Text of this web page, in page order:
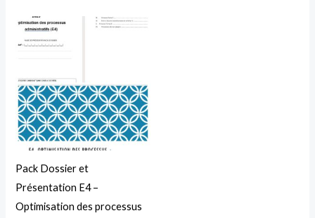
Pack Dossier et
Présentation E4 –
Optimisation des processus